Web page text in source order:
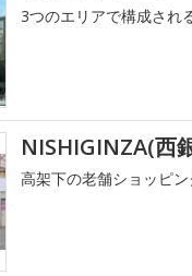
3つのエリアで構成され
NISHIGINZA(西
高架下の老舗ショッピ